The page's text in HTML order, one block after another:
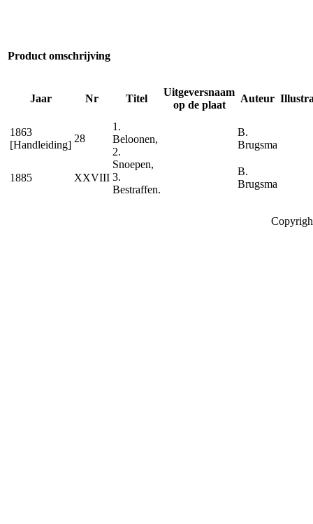
Product omschrijving
Jaar Nr Titel
Uitgeversnaam
op de plaat
Auteur
1863
[Handleiding]
28
1.
Beloonen,
2.
Snoepen,
3.
Bestraffen.
B.
Brugsma
1885 XXVIII
B.
Brugsma